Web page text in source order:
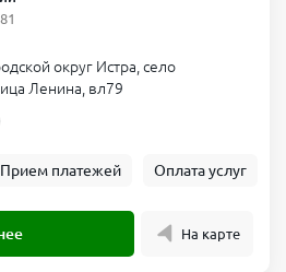
округ Истра, село
Ленина, вл79
Прием платежей Оплата услуг
На карте